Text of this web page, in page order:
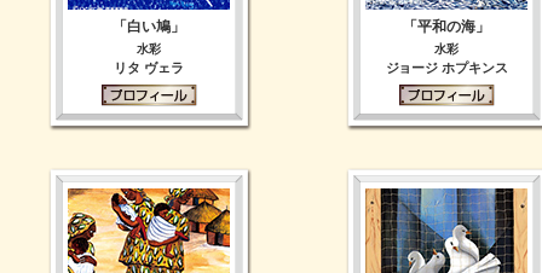
「白い鳩」
水彩
リタ ヴェラ
「平和の海」
水彩
ジョージ ホプキンス